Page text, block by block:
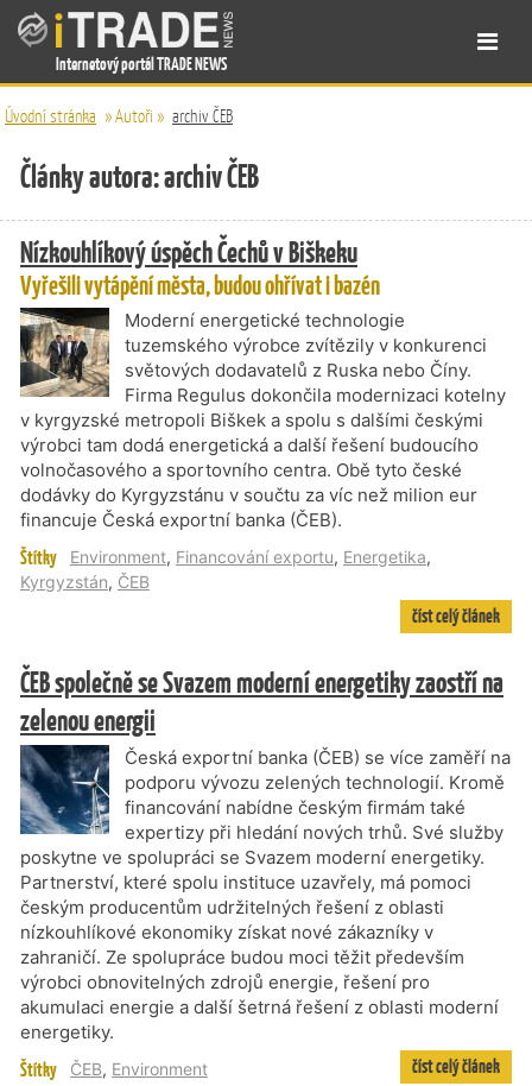
Internetový portál TRADE NEWS
Úvodní stránka »Autoři » archiv ČEB
Články autora: archiv ČEB
Nízkouhlíkový úspěch Čechů v Biškeku
Vyřešili vytápění města, budou ohřívat i bazén
Moderní energetické technologie
tuzemského výrobce zvítězily v konkurenci
světových dodavatelů z Ruska nebo Číny.
Firma Regulus dokončila modernizaci kotelny
v kyrgyzské metropoli Biškek a spolu s dalšími českými
výrobci tam dodá energetická a další řešení budoucího
volnočasového a sportovního centra. Obě tyto české
dodávky do Kyrgyzstánu v součtu za víc než milion eur
financuje Česká exportní banka (ČEB).
Štítky Environment, Financování exportu, Energetika,
Kyrgyzstán, ČEB
číst celý článek
ČEB společně se Svazem moderní energetiky zaostří na
zelenou energii
Česká exportní banka (ČEB) se více zaměří na
podporu vývozu zelených technologií. Kromě
financování nabídne českým firmám také
expertizy při hledání nových trhů. Své služby
poskytne ve spolupráci se Svazem moderní energetiky.
Partnerství, které spolu instituce uzavřely, má pomoci
českým producentům udržitelných řešení z oblasti
nízkouhlíkové ekonomiky získat nové zákazníky v
zahraničí. Ze spolupráce budou moci těžit především
výrobci obnovitelných zdrojů energie, řešení pro
akumulaci energie a další šetrná řešení z oblasti moderní
energetiky.
Štítky ČEB, Environment číst celý článek